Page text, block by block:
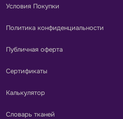
Условия Покупки
Политика конфиденциальности
Публичная оферта
Сертификаты
Калькулятор
Словарь тканей